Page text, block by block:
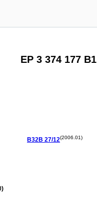
EP 3 374 177 B1
B32B 27/12(2006.01)